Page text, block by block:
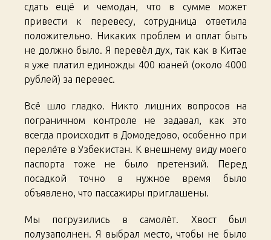
сдать ещё и чемодан, что в сумме может
привести к перевесу, сотрудница ответила
положительно. Никаких проблем и оплат быть
не должно было. Я перевёл дух, так как в Китае
я уже платил единожды 400 юаней (около 4000
рублей) за перевес.
Всё шло гладко. Никто лишних вопросов на
пограничном контроле не задавал, как это
всегда происходит в Домодедово, особенно при
перелёте в Узбекистан. К внешнему виду моего
паспорта тоже не было претензий. Перед
посадкой точно в нужное время было
объявлено, что пассажиры приглашены.
Мы погрузились в самолёт. Хвост был
полузаполнен. Я выбрал место, чтобы не было